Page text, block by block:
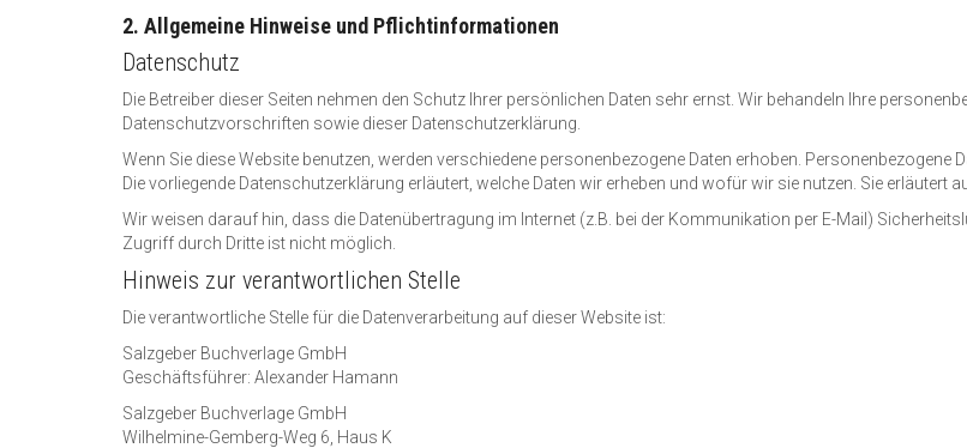
2. Allgemeine Hinweise und Pflichtinformationen
Datenschutz
Die Betreiber dieser Seiten nehmen den Schutz Ihrer persönlichen Daten sehr ernst. Wir behandeln Ihre
Datenschutzvorschriften sowie dieser Datenschutzerklärung.
Wenn Sie diese Website benutzen, werden verschiedene personenbezogene Daten erhoben. Personenbezogene
Die vorliegende Datenschutzerklärung erläutert, welche Daten wir erheben und wofür wir sie nutzen. Sie erläutert
Wir weisen darauf hin, dass die Datenübertragung im Internet (z.B. bei der Kommunikation per E-Mail)
Zugriff durch Dritte ist nicht möglich.
Hinweis zur verantwortlichen Stelle
Die verantwortliche Stelle für die Datenverarbeitung auf dieser Website ist:
Salzgeber Buchverlage GmbH
Geschäftsführer: Alexander Hamann
Salzgeber Buchverlage GmbH
Wilhelmine-Gemberg-Weg 6, Haus K